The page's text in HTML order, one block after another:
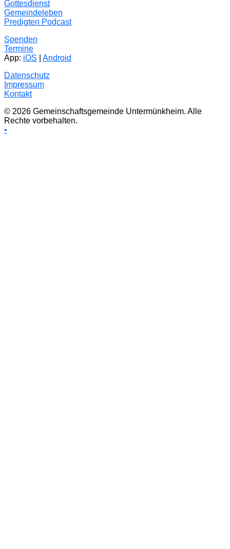
Gottesdienst
Gemeindeleben
Predigten Podcast
Spenden
Termine
App: iOS
Android
Datenschutz
Impressum
Kontakt
© 2026 Gemeinschaftsgemeinde Untermünkheim. Alle
Rechte vorbehalten.
•